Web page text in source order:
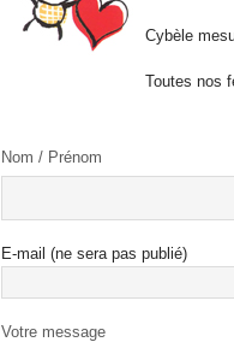
Cybèle
Toutes nos
Nom / Prénom
E-mail (ne sera pas publié)
Votre message